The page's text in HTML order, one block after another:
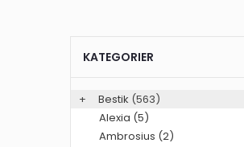
KATEGORIER
+ Bestik (563)
Alexia (5)
Ambrosius (2)